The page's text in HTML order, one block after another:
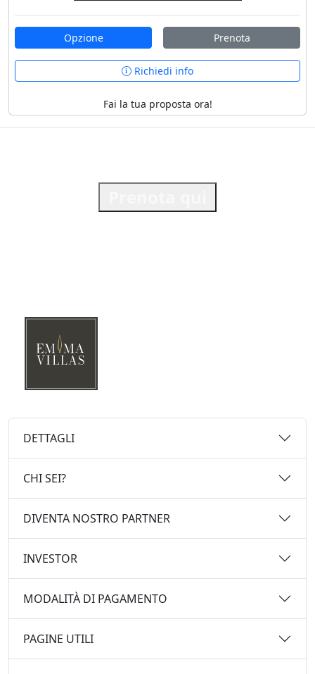
Opzione Prenota
Richiedi info
Fai la tua proposta ora!
DETTAGLI
CHI SEI?
DIVENTA NOSTRO PARTNER
INVESTOR
MODALITÀ DI PAGAMENTO
PAGINE UTILI